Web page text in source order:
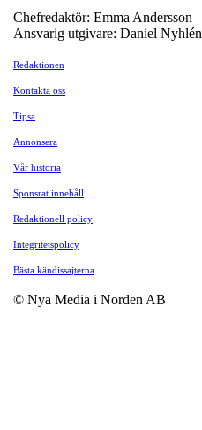
Chefredaktör: Emma Andersson
Ansvarig utgivare: Daniel Nyhlén
Redaktionen
Kontakta oss
Tipsa
Annonsera
Vår historia
Sponsrat innehåll
Redaktionell policy
Integritetspolicy
Bästa kändissajterna
© Nya Media i Norden AB